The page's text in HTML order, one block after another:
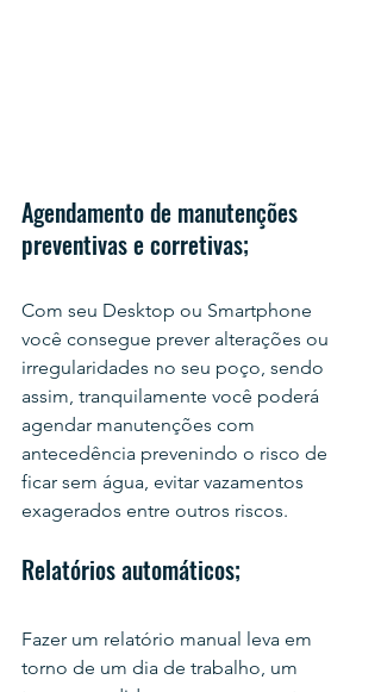
Agendamento de manutenções
preventivas e corretivas;
Com seu Desktop ou Smartphone
você consegue prever alterações ou
irregularidades no seu poço, sendo
assim, tranquilamente você poderá
agendar manutenções com
antecedência prevenindo o risco de
ficar sem água, evitar vazamentos
exagerados entre outros riscos.
Relatórios automáticos;
Fazer um relatório manual leva em
torno de um dia de trabalho, um